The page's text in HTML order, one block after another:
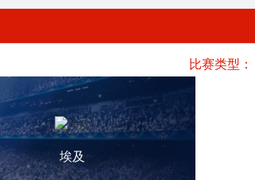
比赛类型：
埃及